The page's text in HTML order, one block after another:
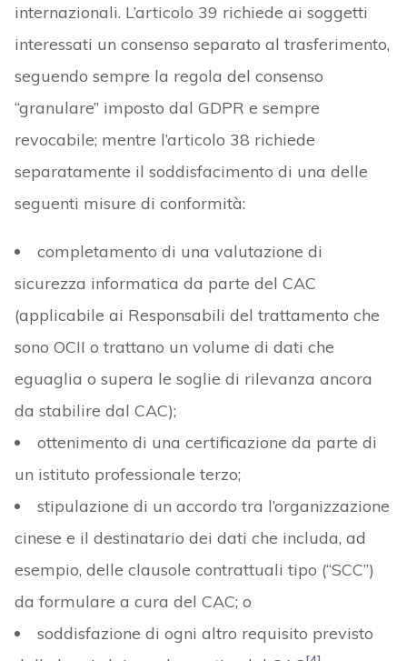
internazionali. L’articolo 39 richiede ai soggetti
interessati un consenso separato al trasferimento,
seguendo sempre la regola del consenso
“granulare” imposto dal GDPR e sempre
revocabile; mentre l’articolo 38 richiede
separatamente il soddisfacimento di una delle
seguenti misure di conformità:
completamento di una valutazione di
sicurezza informatica da parte del CAC
(applicabile ai Responsabili del trattamento che
sono OCII o trattano un volume di dati che
eguaglia o supera le soglie di rilevanza ancora
da stabilire dal CAC);
ottenimento di una certificazione da parte di
un istituto professionale terzo;
stipulazione di un accordo tra l’organizzazione
cinese e il destinatario dei dati che includa, ad
esempio, delle clausole contrattuali tipo (“SCC”)
da formulare a cura del CAC; o
soddisfazione di ogni altro requisito previsto